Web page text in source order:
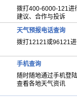
拨打400-6000-121进
建议、合作与投诉
天气预报电话查询
拨打12121或96121
手机查询
随时随地通过手机登
查看各地天气资讯